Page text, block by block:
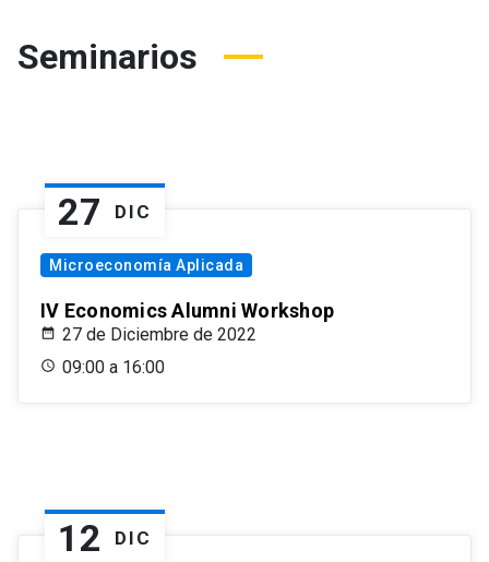
Seminarios
27 DIC
Microeconomía Aplicada
IV Economics Alumni Workshop
27 de Diciembre de 2022
09:00 a 16:00
12 DIC